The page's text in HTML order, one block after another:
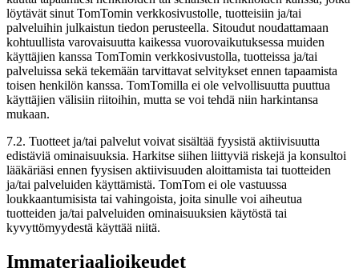
löytävät sinut TomTomin verkkosivustolle, tuotteisiin ja/tai
palveluihin julkaistun tiedon perusteella. Sitoudut noudattamaan
kohtuullista varovaisuutta kaikessa vuorovaikutuksessa muiden
käyttäjien kanssa TomTomin verkkosivustolla, tuotteissa ja/tai
palveluissa sekä tekemään tarvittavat selvitykset ennen tapaamista
toisen henkilön kanssa. TomTomilla ei ole velvollisuutta puuttua
käyttäjien välisiin riitoihin, mutta se voi tehdä niin harkintansa
mukaan.
7.2. Tuotteet ja/tai palvelut voivat sisältää fyysistä aktiivisuutta
edistäviä ominaisuuksia. Harkitse siihen liittyviä riskejä ja konsultoi
lääkäriäsi ennen fyysisen aktiivisuuden aloittamista tai tuotteiden
ja/tai palveluiden käyttämistä. TomTom ei ole vastuussa
loukkaantumisista tai vahingoista, joita sinulle voi aiheutua
tuotteiden ja/tai palveluiden ominaisuuksien käytöstä tai
kyvyttömyydestä käyttää niitä.
Immateriaalioikeudet